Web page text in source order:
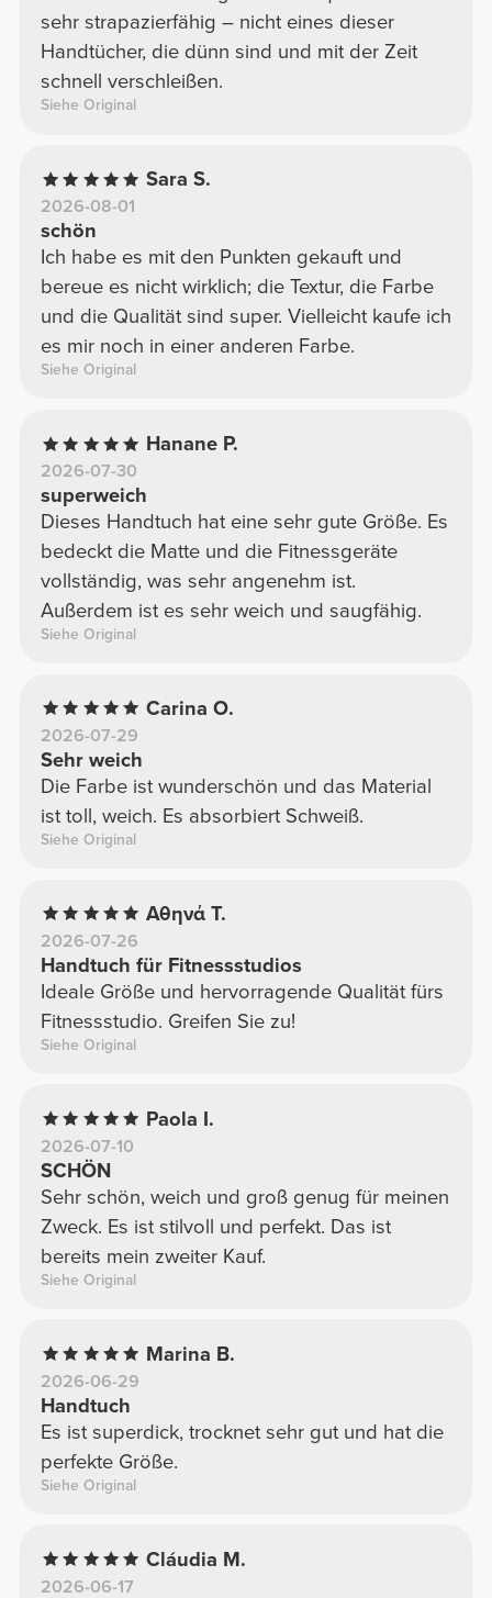
sehr strapazierfähig – nicht eines dieser
Handtücher, die dünn sind und mit der Zeit
schnell verschleißen.
Siehe Original
Sara S.
2026-08-01
schön
Ich habe es mit den Punkten gekauft und
bereue es nicht wirklich; die Textur, die Farbe
und die Qualität sind super. Vielleicht kaufe ich
es mir noch in einer anderen Farbe.
Siehe Original
Hanane P.
2026-07-30
superweich
Dieses Handtuch hat eine sehr gute Größe. Es
bedeckt die Matte und die Fitnessgeräte
vollständig, was sehr angenehm ist.
Außerdem ist es sehr weich und saugfähig.
Siehe Original
Carina O.
2026-07-29
Sehr weich
Die Farbe ist wunderschön und das Material
ist toll, weich. Es absorbiert Schweiß.
Siehe Original
Αθηνά Τ.
2026-07-26
Handtuch für Fitnessstudios
Ideale Größe und hervorragende Qualität fürs
Fitnessstudio. Greifen Sie zu!
Siehe Original
Paola I.
2026-07-10
SCHÖN
Sehr schön, weich und groß genug für meinen
Zweck. Es ist stilvoll und perfekt. Das ist
bereits mein zweiter Kauf.
Siehe Original
Marina B.
2026-06-29
Handtuch
Es ist superdick, trocknet sehr gut und hat die
perfekte Größe.
Siehe Original
Cláudia M.
2026-06-17